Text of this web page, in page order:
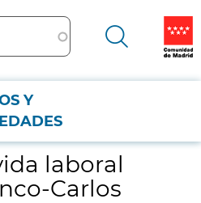
Y
laboral
Carlos